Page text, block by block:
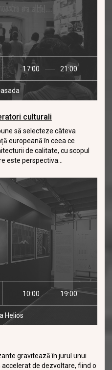
17:00 21:00
culturali
să selecteze câteva
europeană în ceea ce
de calitate, cu scopul
este perspectiva...
10:00 19:00
Helios
gravitează în jurul unui
de dezvoltare, fiind o